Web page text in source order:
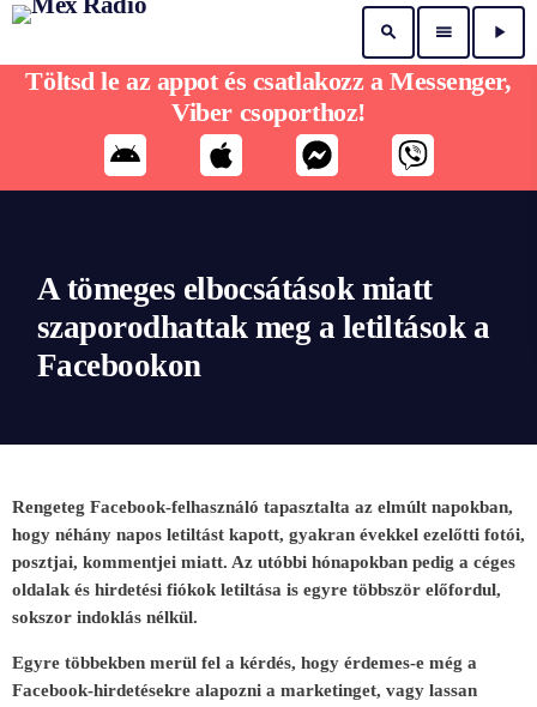
search menu play_arrow
A tömeges elbocsátások miatt
szaporodhattak meg a letiltások a
Facebookon
Rengeteg Facebook-felhasználó tapasztalta az elmúlt napokban,
hogy néhány napos letiltást kapott, gyakran évekkel ezelőtti fotói,
posztjai, kommentjei miatt. Az utóbbi hónapokban pedig a céges
oldalak és hirdetési fiókok letiltása is egyre többször előfordul,
sokszor indoklás nélkül.
Egyre többekben merül fel a kérdés, hogy érdemes-e még a
Facebook-hirdetésekre alapozni a marketinget, vagy lassan
Töltsd le az appot és csatlakozz a Messenger,
Viber csoporthoz!